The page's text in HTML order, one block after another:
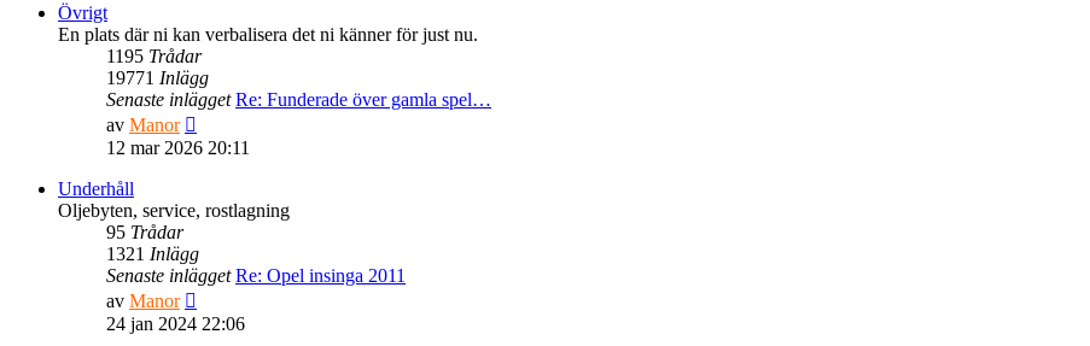
inlägget
Övrigt
En plats där ni kan verbalisera det ni känner för just nu.
1195 Trådar
19771 Inlägg
Senaste inlägget Re: Funderade över gamla spel…
av Manor
till
inlägget
12 mar 2026 20:11
Underhåll
Oljebyten, service, rostlagning
95 Trådar
1321 Inlägg
Senaste inlägget Re: Opel insinga 2011
av Manor
till
24 jan 2024 22:06